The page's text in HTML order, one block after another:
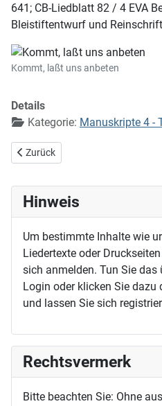
641; CB-Liedblatt 82 / 4 EVA
Bleistiftentwurf und
Kommt, laßt uns anbeten
Details
Kategorie: Manuskripte 4 -
Vorheriger Beitrag: Kommt,
Zurück
Hinweis
Um bestimmte Inhalte wie
Liedertexte oder
sich anmelden. Tun Sie das
Login oder klicken Sie dazu
und lassen Sie sich
Rechtsvermerk
Bitte beachten Sie: Ohne